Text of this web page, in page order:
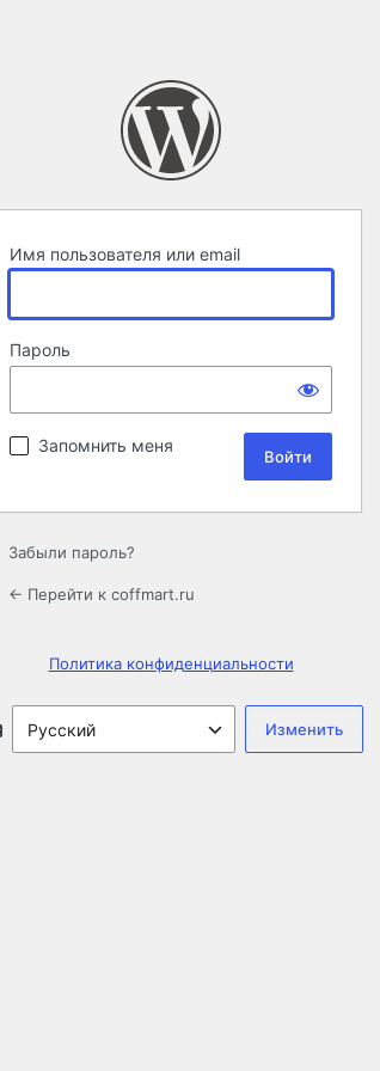
Имя пользователя или email
Пароль
Запомнить меня
Забыли пароль?
← Перейти к coffmart.ru
Политика конфиденциальности
Язык